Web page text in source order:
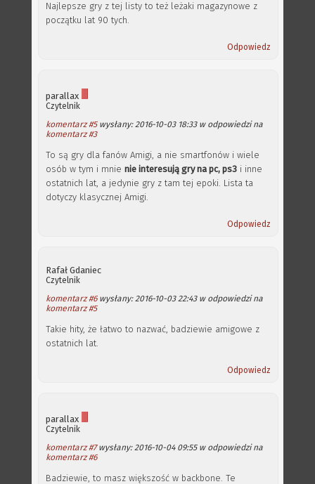
Najlepsze gry z tej listy to też leżaki magazynowe z
początku lat 90 tych.
Odpowiedz
parallax
Czytelnik
komentarz #5wysłany: 2016-10-03 18:33 w odpowiedzi na
komentarz #3
To są gry dla fanów Amigi, a nie smartfonów i wiele
osób w tym i mnie nie interesują gry na pc, ps3 i inne
ostatnich lat, a jedynie gry z tam tej epoki. Lista ta
dotyczy klasycznej Amigi.
Odpowiedz
Rafał Gdaniec
Czytelnik
komentarz #6wysłany: 2016-10-03 22:43 w odpowiedzi na
komentarz #5
Takie hity, że łatwo to nazwać, badziewie amigowe z
ostatnich lat.
Odpowiedz
parallax
Czytelnik
komentarz #7wysłany: 2016-10-04 09:55 w odpowiedzi na
komentarz #6
Badziewie, to masz większość w backbone. Te